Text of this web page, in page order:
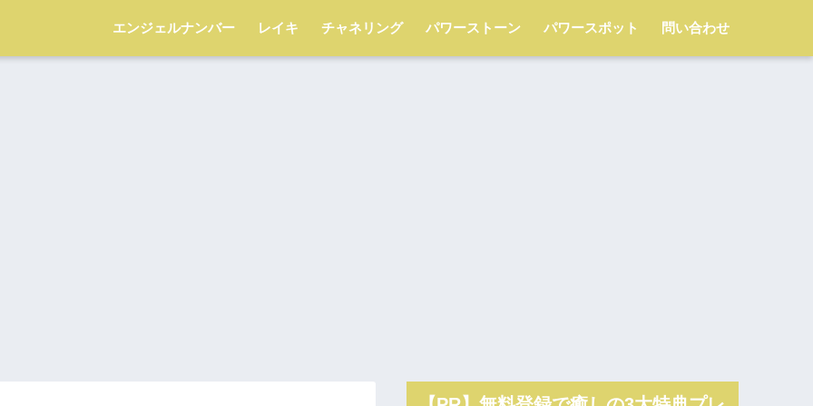
エンジェルナンバー レイキ チャネリング パワーストーン パワースポット 問い合わせ